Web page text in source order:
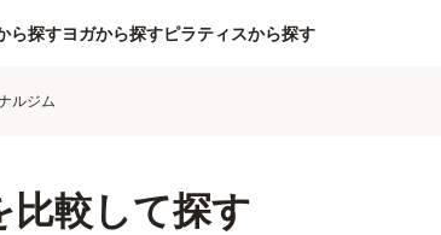
ら探すヨガから探すピラティスから探す
ルジム
比較して探す